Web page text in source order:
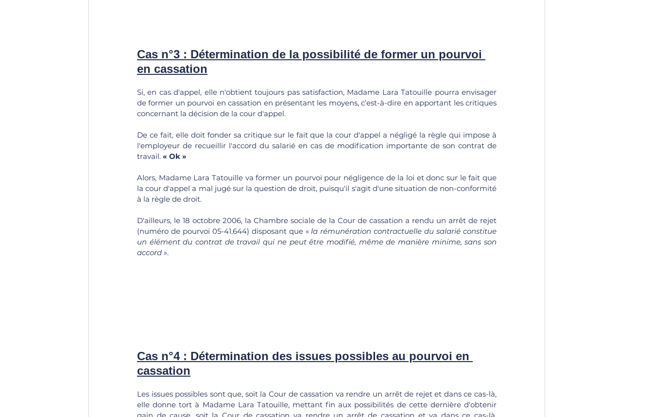
Cas n°3 : Détermination de la possibilité de former un pourvoi
en cassation
Si, en cas d'appel, elle n'obtient toujours pas satisfaction, Madame Lara Tatouille pourra envisager
de former un pourvoi en cassation en présentant les moyens, c’est-à-dire en apportant les critiques
concernant la décision de la cour d'appel.
De ce fait, elle doit fonder sa critique sur le fait que la cour d'appel a négligé la règle qui impose à
l'employeur de recueillir l'accord du salarié en cas de modification importante de son contrat de
travail. « Ok »
Alors, Madame Lara Tatouille va former un pourvoi pour négligence de la loi et donc sur le fait que
la cour d'appel a mal jugé sur la question de droit, puisqu'il s'agit d'une situation de non-conformité
à la règle de droit.
D'ailleurs, le 18 octobre 2006, la Chambre sociale de la Cour de cassation a rendu un arrêt de rejet
(numéro de pourvoi 05-41.644) disposant que « la rémunération contractuelle du salarié constitue
un élément du contrat de travail qui ne peut être modifié, même de manière minime, sans son
accord ».
Cas n°4 : Détermination des issues possibles au pourvoi en
cassation
Les issues possibles sont que, soit la Cour de cassation va rendre un arrêt de rejet et dans ce cas-là,
elle donne tort à Madame Lara Tatouille, mettant fin aux possibilités de cette dernière d'obtenir